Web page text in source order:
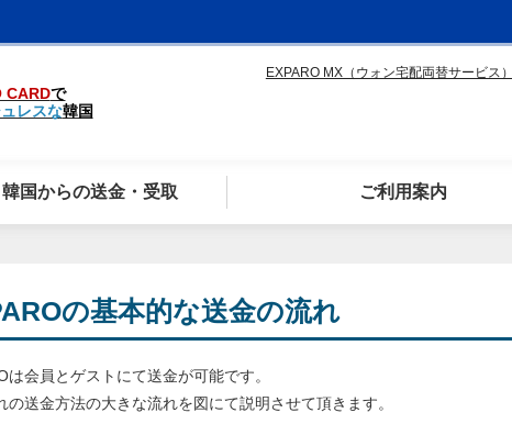
CARDで
レスな韓国
EXPARO MX（ウォン宅配両替サービス）
韓国からの送金・受取 ご利用案内
の基本的な送金の流れ
は会員とゲストにて送金が可能です。
の送金方法の大きな流れを図にて説明させて頂きます。